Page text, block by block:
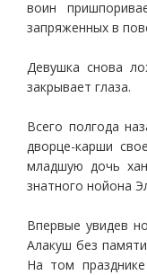
воин
запряженных в
Девушка снова
закрывает глаза.
Всего полгода
дворце-карши
младшую дочь
знатного нойона
Впервые увидев
Алакуш без
На том